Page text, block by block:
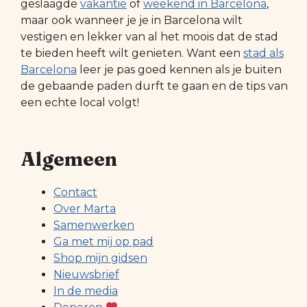
geslaagde vakantie of weekend in Barcelona,
maar ook wanneer je je in Barcelona wilt
vestigen en lekker van al het moois dat de stad
te bieden heeft wilt genieten. Want een stad als
Barcelona leer je pas goed kennen als je buiten
de gebaande paden durft te gaan en de tips van
een echte local volgt!
Algemeen
Contact
Over Marta
Samenwerken
Ga met mij op pad
Shop mijn gidsen
Nieuwsbrief
In de media